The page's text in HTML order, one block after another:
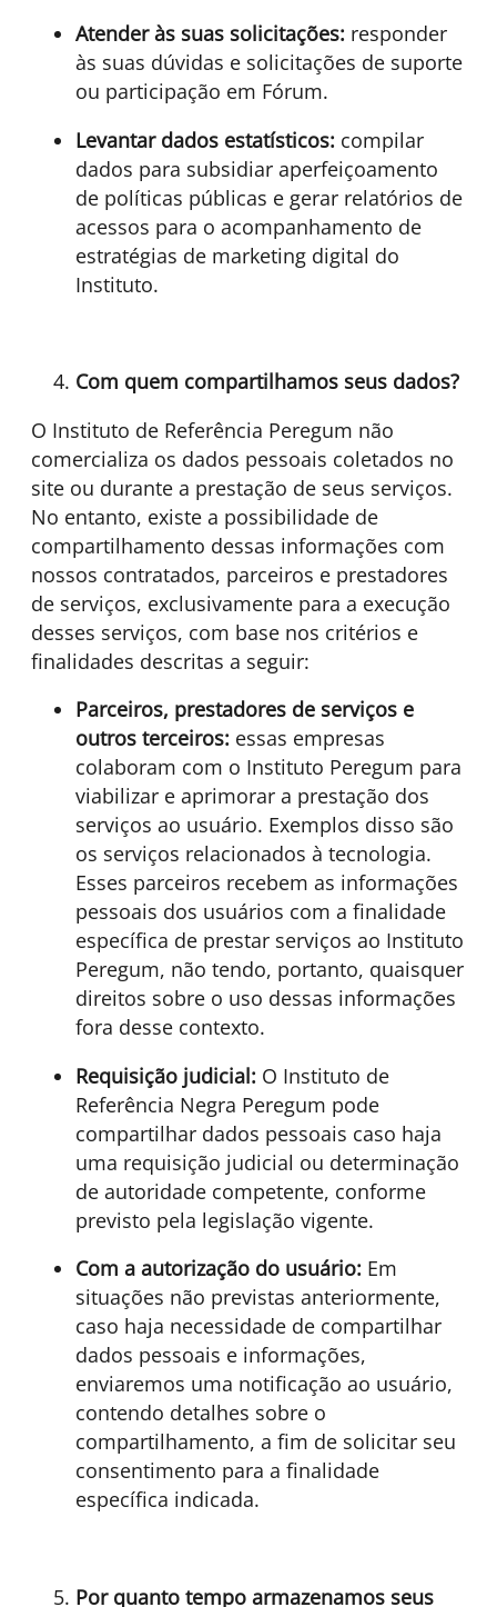
Atender às suas solicitações: responder
às suas dúvidas e solicitações de suporte
ou participação em Fórum.
Levantar dados estatísticos: compilar
dados para subsidiar aperfeiçoamento
de políticas públicas e gerar relatórios de
acessos para o acompanhamento de
estratégias de marketing digital do
Instituto.
Com quem compartilhamos seus dados?
O Instituto de Referência Peregum não
comercializa os dados pessoais coletados no
site ou durante a prestação de seus serviços.
No entanto, existe a possibilidade de
compartilhamento dessas informações com
nossos contratados, parceiros e prestadores
de serviços, exclusivamente para a execução
desses serviços, com base nos critérios e
finalidades descritas a seguir:
Parceiros, prestadores de serviços e
outros terceiros: essas empresas
colaboram com o Instituto Peregum para
viabilizar e aprimorar a prestação dos
serviços ao usuário. Exemplos disso são
os serviços relacionados à tecnologia.
Esses parceiros recebem as informações
pessoais dos usuários com a finalidade
específica de prestar serviços ao Instituto
Peregum, não tendo, portanto, quaisquer
direitos sobre o uso dessas informações
fora desse contexto.
Requisição judicial: O Instituto de
Referência Negra Peregum pode
compartilhar dados pessoais caso haja
uma requisição judicial ou determinação
de autoridade competente, conforme
previsto pela legislação vigente.
Com a autorização do usuário: Em
situações não previstas anteriormente,
caso haja necessidade de compartilhar
dados pessoais e informações,
enviaremos uma notificação ao usuário,
contendo detalhes sobre o
compartilhamento, a fim de solicitar seu
consentimento para a finalidade
específica indicada.
Por quanto tempo armazenamos seus